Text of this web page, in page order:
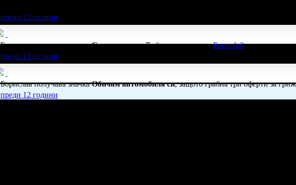
преди 12 години
Борислав получава значкаСупер клиент. Тябеше връчена отFormula3, защото е
преди 12 години
Борислав получава значкаОбичам автомобила си, защото грабна три оферти за
преди 12 години